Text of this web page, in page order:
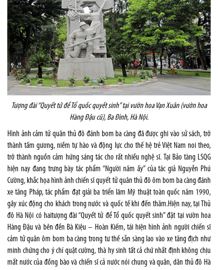
Tượng đài “Quyết tử để Tổ quốc quyết sinh” tại vườn hoa Vạn Xuân (vườn hoa
Hàng Đậu cũ), Ba Đình, Hà Nội.
Hình ảnh cảm tử quân thủ đô đánh bom ba càng đã được ghi vào sử sách, trở
thành tấm gương, niềm tự hào và động lực cho thế hệ trẻ Việt Nam noi theo,
trở thành nguồn cảm hứng sáng tác cho rất nhiều nghệ sĩ. Tại Bảo tàng LSQG
hiện nay đang trưng bày tác phẩm “Người năm ấy” của tác giả Nguyễn Phú
Cường, khắc họa hình ảnh chiến sĩ quyết tử quân thủ đô ôm bom ba càng đánh
xe tăng Pháp, tác phẩm đạt giải ba triển lãm Mỹ thuật toàn quốc năm 1990,
gây xúc động cho khách trong nước và quốc tế khi đến thăm.Hiện nay, tại Thủ
đô Hà Nội có haitượng đài “Quyết tử để Tổ quốc quyết sinh” đặt tại vườn hoa
Hàng Đậu và bên đền Bà Kiệu – Hoàn Kiếm, tái hiện hình ảnh người chiến sĩ
cảm tử quân ôm bom ba càng trong tư thế sẵn sàng lao vào xe tăng địch như
minh chứng cho ý chí quật cường, thà hy sinh tất cả chứ nhất định không chịu
mất nước của đồng bào và chiến sĩ cả nước nói chung và quân, dân thủ đô Hà